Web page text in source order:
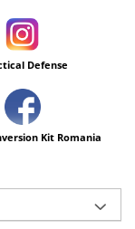
Defense
Kit Romania